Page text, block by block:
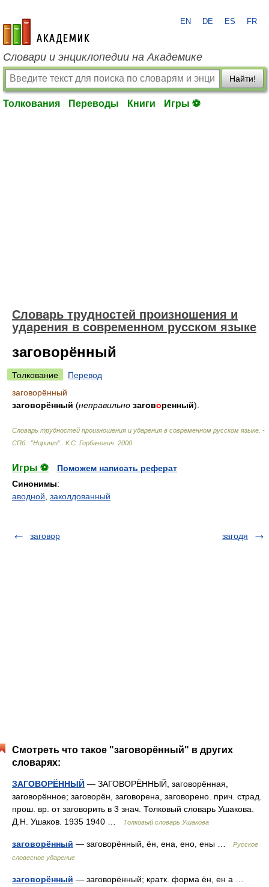
academic.ru
EN DE ES FR
Словари и энциклопедии на Академике
Найти!
Толкования Переводы Книги Игры ⚽
Словарь трудностей произношения и
ударения в современном русском языке
заговорённый
Толкование
Перевод
заговорённый
заговорённый (неправильно заговоренный).
Словарь трудностей произношения и ударения в современном русском языке. -
СПб.: "Норинт".
К.С. Горбачевич 2000
Игры ⚽
Поможем написать реферат
Синонимы:
аводной заколдованный
заговор загодя
Смотреть что такое "заговорённый" в других
словарях:
ЗАГОВОРЁННЫЙ — ЗАГОВОРЁННЫЙ, заговорённая,
заговорённое; заговорён, заговорена, заговорено. прич. страд.
прош. вр. от заговорить в 3 знач. Толковый словарь Ушакова.
Д.Н. Ушаков. 1935 1940 …
Толковый словарь Ушакова
заговорённый — заговорённый, ён, ена, ено, ены …
Русское
словесное ударение
заговорённый — заговорённый; кратк. форма ён, ен а …